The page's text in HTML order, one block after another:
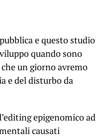
e questo studio
quando sono
un giorno avremo
e del disturbo da
epigenomico ad
causati